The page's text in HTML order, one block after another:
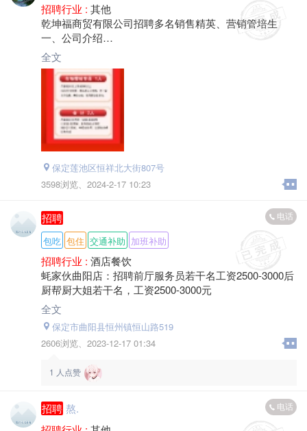
招聘行业 : 其他
乾坤福商贸有限公司招聘多名销售精英、营销管培生
一、公司介绍
乾坤福商贸有限公司（前身隆华商贸）成立于2002年，
是河北省服务业民营50强企业、是中国高端酒经销商100
强企业、国家级放心酒示范单位，是国酒茅台全国优秀
经销商，是一家集酒水营销、运动健身、餐饮服务、地
产营建、食品生产销售于一体的多业态多元化的公司。
二、招聘岗位及要求
1、销售精英 30人
（2）大专及以上学历，熟练驾驶车辆
2、县区地招业务（可在自己本县工作）
（2）年龄25-45周岁，要求能够熟练驾驶车辆，有白酒
工作经验的优先录用
3、营销管培生 5人
（1）基础综合月薪7000-12000元
（2）22-28周岁，本科及以上学历，985/211院校、学生
干部优先
三、咨询与报名
咨询电话（微信同号）：*****7557
报名链接：https://qkf2002.zhiye.com/
全文
保定莲池区恒祥北大街807号
3598浏览、 2024-2-17 10:23
招聘 电话
包吃 包住 交通补助 加班补助
招聘行业 : 酒店餐饮
蚝家伙曲阳店：招聘前厅服务员若干名工资2500-3000后
厨帮厨大姐若干名，工资2500-3000元
全文
保定市曲阳县恒州镇恒山路519
2606浏览、 2023-12-17 01:34
1 人点赞
招聘 熬. 电话